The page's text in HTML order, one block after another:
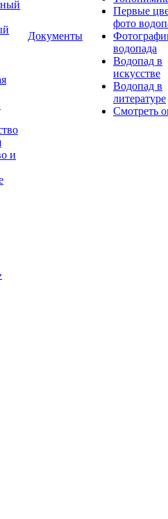
и
Документы
Первые
фото
водопада
Водопад в
искусстве
Водопад в
литературе
Смотреть